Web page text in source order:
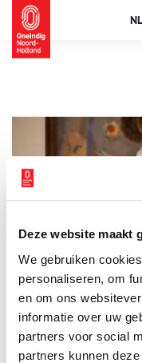
Deze website maakt
We gebruiken
personaliseren, om
en om ons
informatie over uw
partners voor social
partners kunnen
NL
Connects
Verwey Museum
museumgids via
cultuurapp van
in Haarlem dat zich
biedt bezoekers
de collectie.
2 min